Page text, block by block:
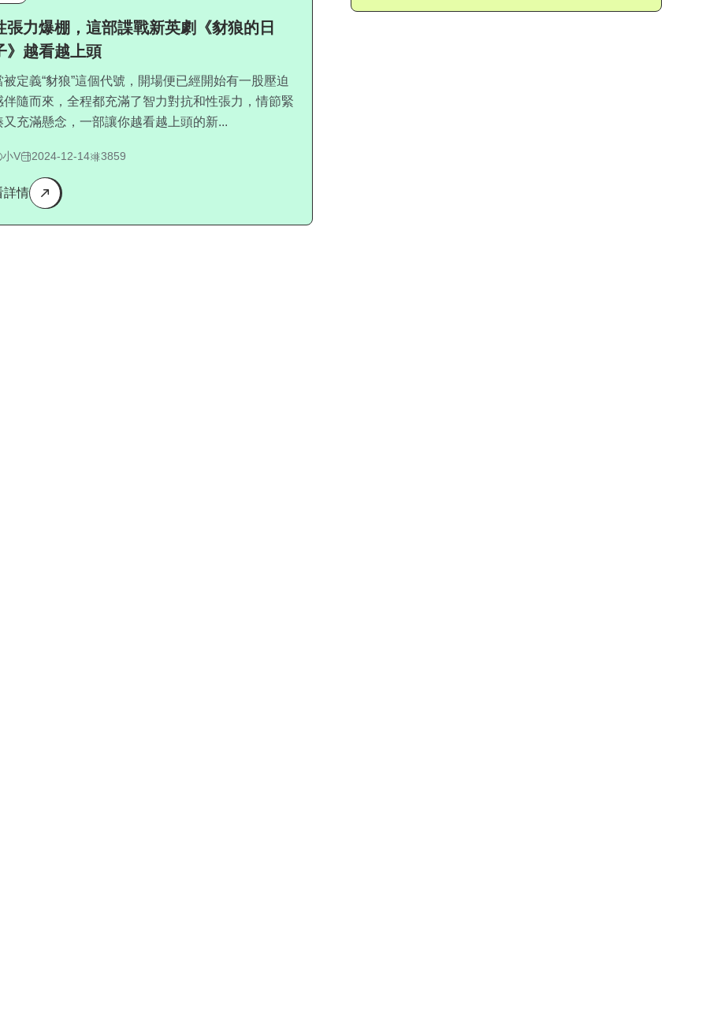
張力爆棚，這部諜戰新英劇《豺狼的日
》越看越上頭
被定義“豺狼”這個代號，開場便已經開始有一股壓迫
伴隨而來，全程都充滿了智力對抗和性張力，情節緊
又充滿懸念，一部讓你越看越上頭的新...
小V 2024-12-14 3859
詳情